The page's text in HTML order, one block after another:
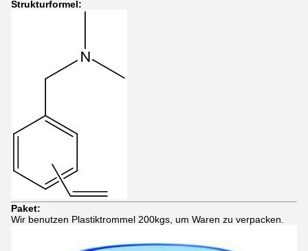
Strukturformel:
Paket:
Wir benutzen Plastiktrommel 200kgs, um Waren zu verpacken.